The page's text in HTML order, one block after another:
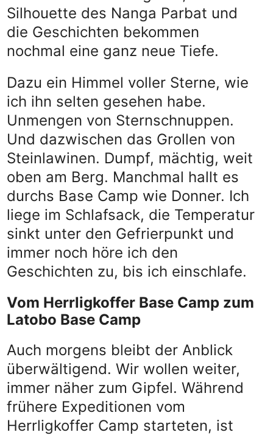
Silhouette des Nanga Parbat und
die Geschichten bekommen
nochmal eine ganz neue Tiefe.
Dazu ein Himmel voller Sterne, wie
ich ihn selten gesehen habe.
Unmengen von Sternschnuppen.
Und dazwischen das Grollen von
Steinlawinen. Dumpf, mächtig, weit
oben am Berg. Manchmal hallt es
durchs Base Camp wie Donner. Ich
liege im Schlafsack, die Temperatur
sinkt unter den Gefrierpunkt und
immer noch höre ich den
Geschichten zu, bis ich einschlafe.
Vom Herrligkoffer Base Camp zum
Latobo Base Camp
Auch morgens bleibt der Anblick
überwältigend. Wir wollen weiter,
immer näher zum Gipfel. Während
frühere Expeditionen vom
Herrligkoffer Camp starteten, ist